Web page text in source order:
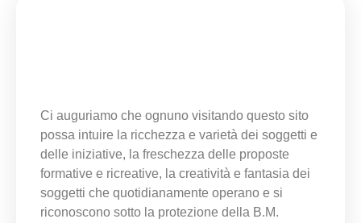
Ci auguriamo che ognuno visitando questo sito
possa intuire la ricchezza e varietà dei soggetti e
delle iniziative, la freschezza delle proposte
formative e ricreative, la creatività e fantasia dei
soggetti che quotidianamente operano e si
riconoscono sotto la protezione della B.M.